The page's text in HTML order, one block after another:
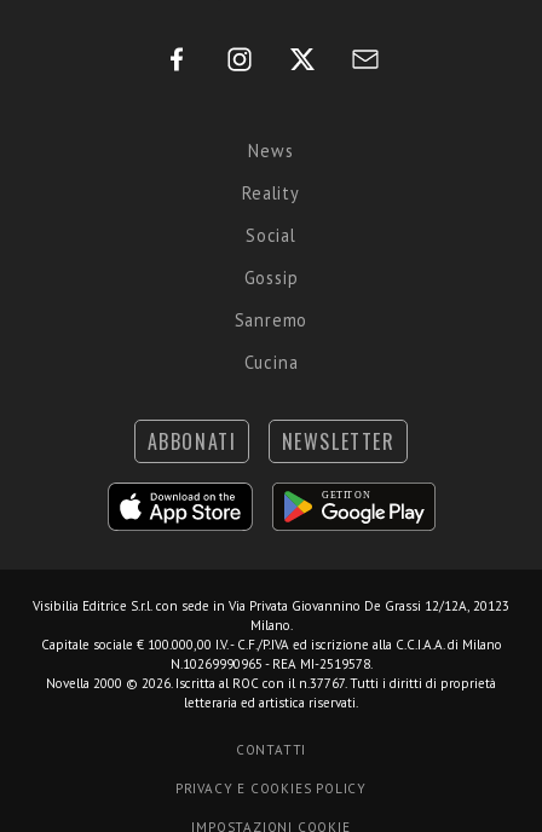
News
Reality
Social
Gossip
Sanremo
Cucina
ABBONATI NEWSLETTER
Visibilia Editrice S.r.l. con sede in Via Privata Giovannino De Grassi 12/12A, 20123
Milano.
Capitale sociale € 100.000,00 I.V. - C.F./P.IVA ed iscrizione alla C.C.I.A.A. di Milano
N.10269990965 - REA MI-2519578.
Novella 2000 © 2026. Iscritta al ROC con il n.37767. Tutti i diritti di proprietà
letteraria ed artistica riservati.
CONTATTI
PRIVACY E COOKIES POLICY
IMPOSTAZIONI COOKIE